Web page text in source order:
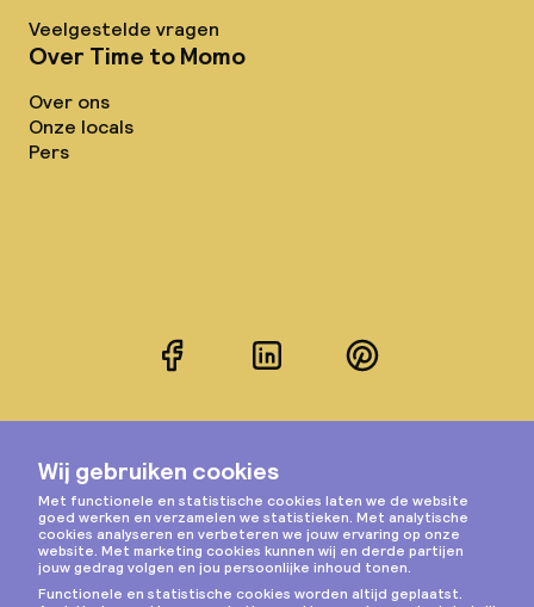
Veelgestelde vragen
Over Time to Momo
Over ons
Onze locals
Pers
FacebookLinkedInPinterest
Instagram